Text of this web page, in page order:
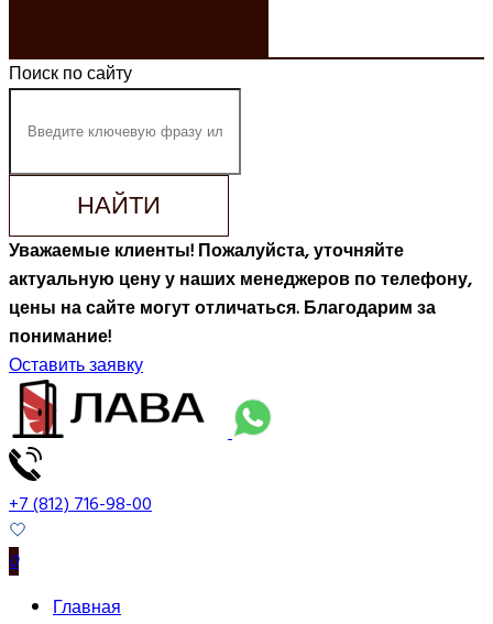
Поиск по сайту
НАЙТИ
Уважаемые клиенты! Пожалуйста, уточняйте
актуальную цену у наших менеджеров по телефону,
цены на сайте могут отличаться. Благодарим за
понимание!
Оставить заявку
+7 (812) 716-98-00
0
Главная